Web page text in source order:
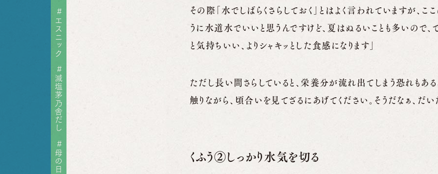
その際「水でしばらくさらしておく」とはよく言われていますが、こ
うに水道水でいいと思うんですけど、夏はぬるいことも多いので
と気持ちいい、よりシャキッとした食感になります」
ただし長い間さらしていると、栄養分が流れ出てしまう恐れもある
触りながら、頃合いを見てざるにあげてください。そうだなぁ、だ
くふう②しっかり水気を切る
#
エスニック
#
減塩茅乃舎だし
#
母の日